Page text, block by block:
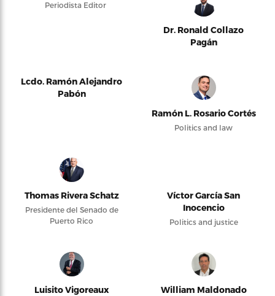
Periodista Editor
Dr. Ronald Collazo
Pagán
Lcdo. Ramón Alejandro
Pabón
Ramón L. Rosario Cortés
Politics and law
Thomas Rivera Schatz
Presidente del Senado de
Puerto Rico
Víctor García San
Inocencio
Politics and justice
Luisito Vigoreaux William Maldonado